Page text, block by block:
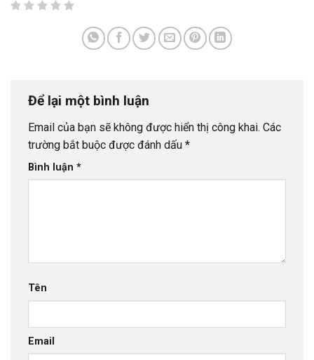
Để lại một bình luận
Email của bạn sẽ không được hiển thị công khai. Các
trường bắt buộc được đánh dấu *
Bình luận *
Tên
Email